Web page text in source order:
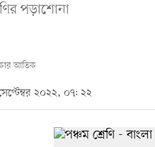
পড়াশোনা
আতিক
২০২২, ০৭: ২২